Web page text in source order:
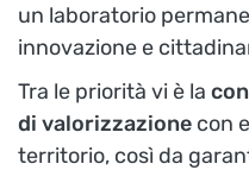
un laboratorio
innovazione e
Tra le priorità vi è la
di valorizzazione con
territorio, così da